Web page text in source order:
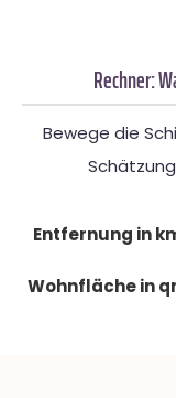
Rechner:
Bewege die
Entfernung in
Wohnfläche in